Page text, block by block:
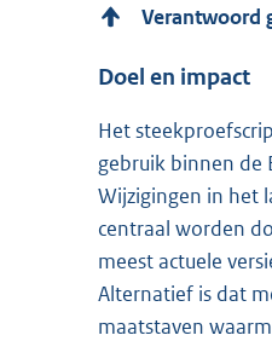
Verantwoord
Doel en impact
Het
gebruik binnen de
Wijzigingen in het
centraal worden
meest actuele
Alternatief is dat
maatstaven